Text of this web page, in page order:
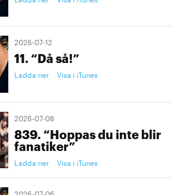
2026-07-12
11. “Då så!”
Ladda ner Visa i iTunes
2026-07-08
839. “Hoppas du inte blir
fanatiker”
Ladda ner Visa i iTunes